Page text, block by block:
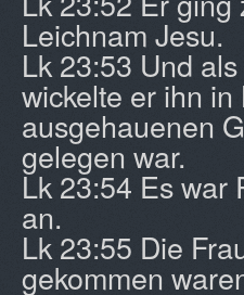
Leichnam Jesu.
Lk 23:53 Und
wickelte er ihn
ausgehauenen
gelegen war.
Lk 23:54 Es war
an.
Lk 23:55 Die
gekommen